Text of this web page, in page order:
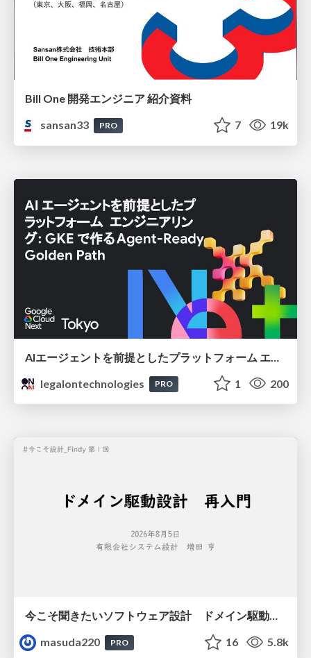
Bill One 開発エンジニア 紹介資料
sansan33
PRO 7 19k
legalontechnologies
PRO 1 200
今こそ聞きたいソフトウェア設計 ドメイン駆動設計再入門
masuda220
PRO 16 5.8k